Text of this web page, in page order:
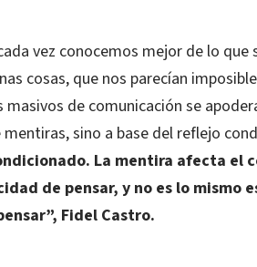
vez conocemos mejor de lo que
cosas, que nos parecían
de comunicación se
sino a base del reflejo
La mentira afecta el
de pensar, y no es lo mismo
Fidel Castro.